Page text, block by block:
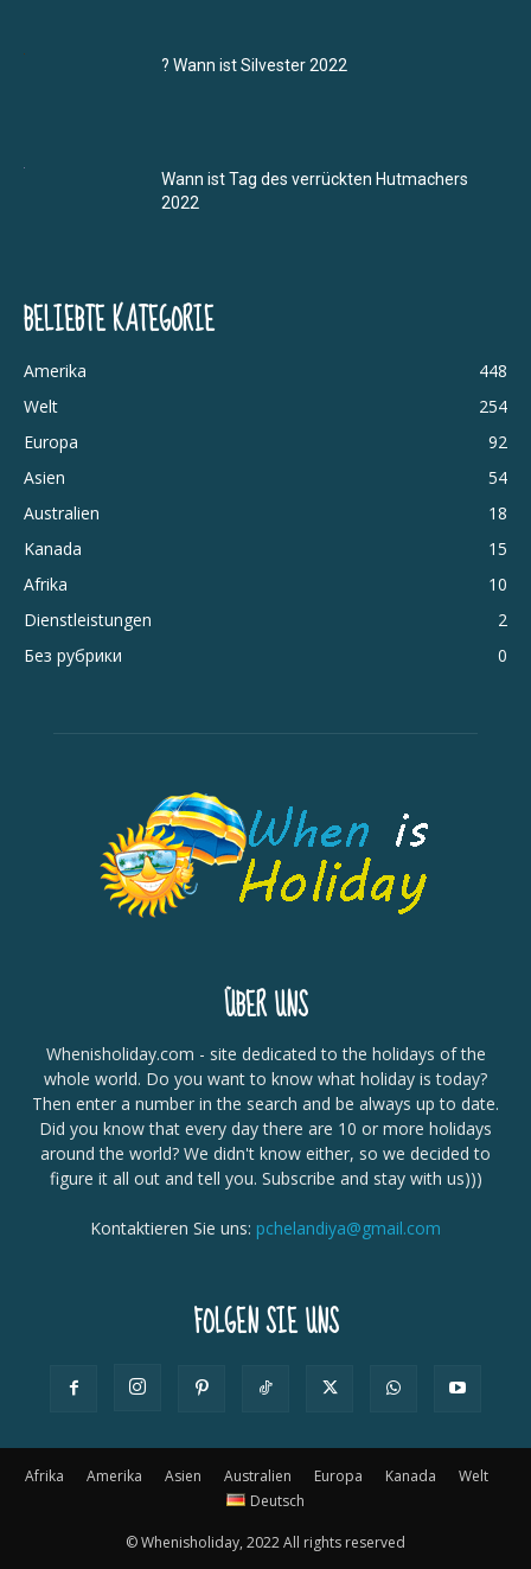
? Wann ist Silvester 2022
Wann ist Tag des verrückten Hutmachers
2022
BELIEBTE KATEGORIE
Amerika
448
Welt
254
Europa
92
Asien
54
Australien
18
Kanada
15
Afrika
10
Dienstleistungen
2
Без рубрики
0
ÜBER UNS
Whenisholiday.com - site dedicated to the holidays of the
whole world. Do you want to know what holiday is today?
Then enter a number in the search and be always up to date.
Did you know that every day there are 10 or more holidays
around the world? We didn't know either, so we decided to
figure it all out and tell you. Subscribe and stay with us)))
Kontaktieren Sie uns: pchelandiya@gmail.com
FOLGEN SIE UNS
Afrika Amerika Asien Australien Europa Kanada
Welt
Deutsch
© Whenisholiday, 2022 All rights reserved